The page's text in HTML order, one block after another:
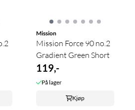
Mission
Mission Force 90 no.2
Gradient Green Short
119,-
På lager
Kjøp